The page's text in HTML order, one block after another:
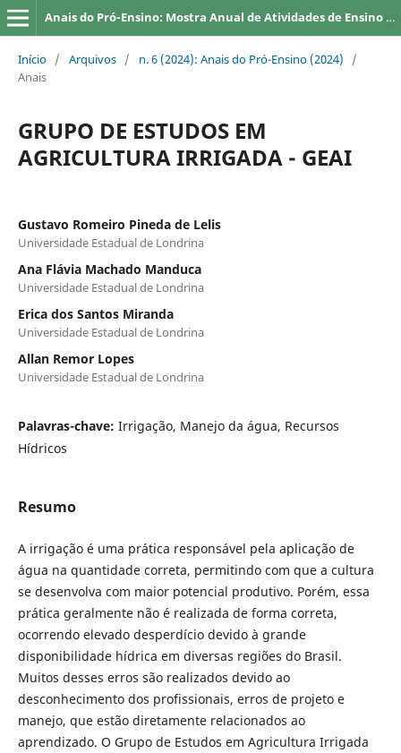
Anais do Pró-Ensino: Mostra Anual de Atividades de Ensino da UEL
Início / Arquivos / n. 6 (2024): Anais do Pró-Ensino (2024)
/
Anais
GRUPO DE ESTUDOS EM
AGRICULTURA IRRIGADA - GEAI
Gustavo Romeiro Pineda de Lelis
Universidade Estadual de Londrina
Ana Flávia Machado Manduca
Universidade Estadual de Londrina
Erica dos Santos Miranda
Universidade Estadual de Londrina
Allan Remor Lopes
Universidade Estadual de Londrina
Palavras-chave: Irrigação, Manejo da água, Recursos
Hídricos
Resumo
A irrigação é uma prática responsável pela aplicação de
água na quantidade correta, permitindo com que a cultura
se desenvolva com maior potencial produtivo. Porém, essa
prática geralmente não é realizada de forma correta,
ocorrendo elevado desperdício devido à grande
disponibilidade hídrica em diversas regiões do Brasil.
Muitos desses erros são realizados devido ao
desconhecimento dos profissionais, erros de projeto e
manejo, que estão diretamente relacionados ao
aprendizado. O Grupo de Estudos em Agricultura Irrigada